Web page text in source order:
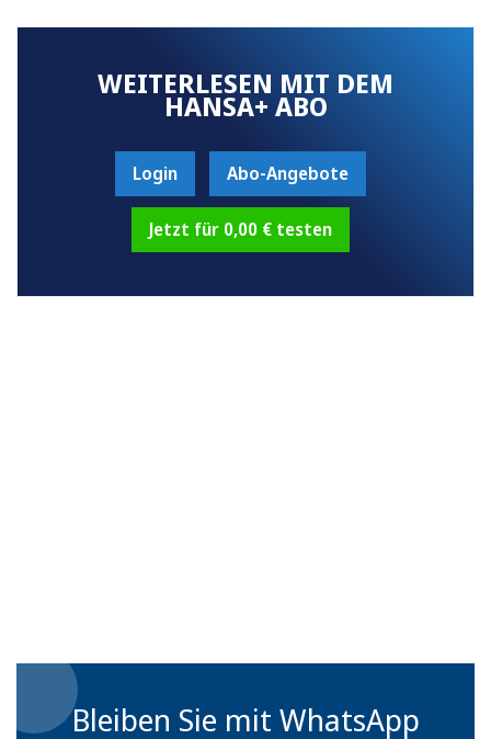
WEITERLESEN MIT DEM
HANSA+ ABO
Login Abo-Angebote
Jetzt für 0,00 € testen
Bleiben Sie mit WhatsApp